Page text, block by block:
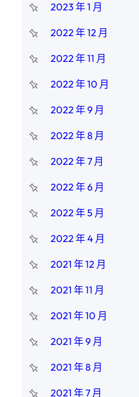
2023 年 1 月
2022 年 12 月
2022 年 11 月
2022 年 10 月
2022 年 9 月
2022 年 8 月
2022 年 7 月
2022 年 6 月
2022 年 5 月
2022 年 4 月
2021 年 12 月
2021 年 11 月
2021 年 10 月
2021 年 9 月
2021 年 8 月
2021 年 7 月